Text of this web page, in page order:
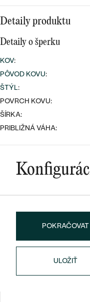
PODĽA TVARU
NA MIERU
Detaily produktu
Detaily o šperku
KOV:
PÔVOD KOVU:
ŠTÝL:
POVRCH KOVU:
ŠÍRKA:
PRIBLIŽNÁ VÁHA:
POKRAČOVAT
ULOŽIŤ
Mohlo by sa